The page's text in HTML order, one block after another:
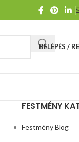
BELÉPÉS /
FESTMÉNY
Festmény Blog